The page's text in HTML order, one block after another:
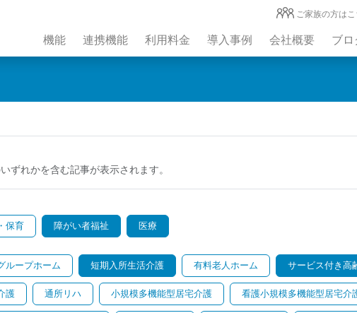
ご家族の方はこ
機能 連携機能 利用料金 導入事例 会社概要 ブロ
ずれかを含む記事が表示されます。
保育 障がい者福祉 医療
ループホーム 短期入所生活介護 有料老人ホーム サービス付き高
護 通所リハ 小規模多機能型居宅介護 看護小規模多機能型居宅介